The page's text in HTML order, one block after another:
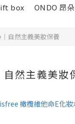
box
ONDO 昂
自然主義美妝保養
然主義美妝